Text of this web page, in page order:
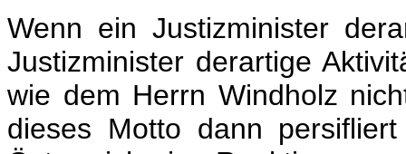
Wenn ein Justizminister
Justizminister derartige
wie dem Herrn Windholz
dieses Motto dann